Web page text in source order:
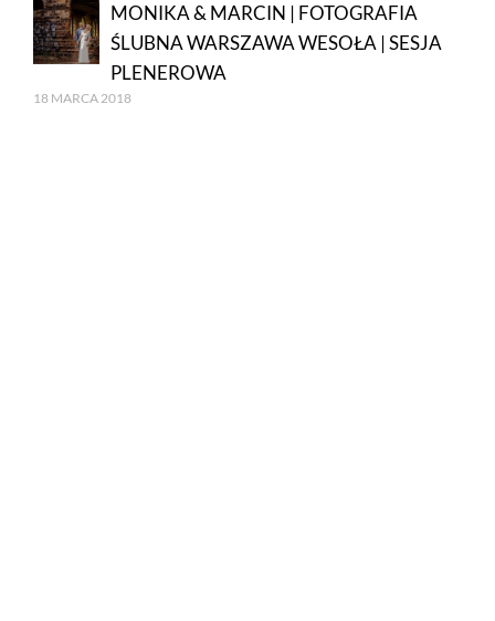
MONIKA & MARCIN | FOTOGRAFIA
ŚLUBNA WARSZAWA WESOŁA | SESJA
PLENEROWA
18 MARCA 2018